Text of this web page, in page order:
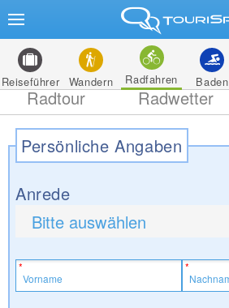
Reiseführer Wandern Radfahren Baden
Radtour Radwetter
Persönliche Angaben
Anrede